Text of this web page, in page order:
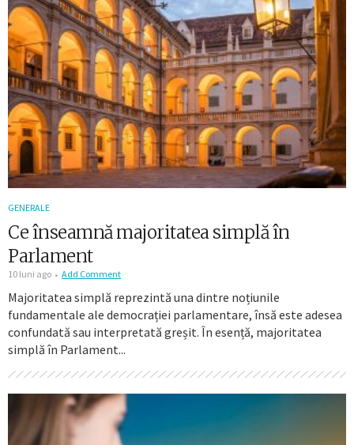
GENERALE
Ce înseamnă majoritatea simplă în
Parlament
10 luni ago Add Comment
Majoritatea simplă reprezintă una dintre noțiunile
fundamentale ale democrației parlamentare, însă este adesea
confundată sau interpretată greșit. În esență, majoritatea
simplă în Parlament...